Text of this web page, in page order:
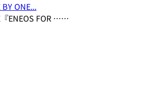
BY ONE...
ENEOS FOR ……